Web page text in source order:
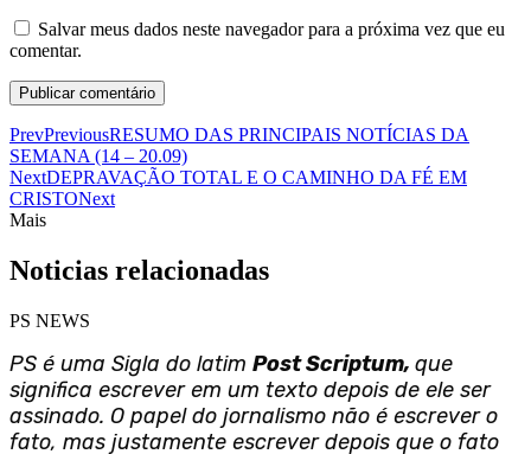
Salvar meus dados neste navegador para a próxima vez que eu
comentar.
PrevPreviousRESUMO DAS PRINCIPAIS NOTÍCIAS DA
SEMANA (14 – 20.09)
NextDEPRAVAÇÃO TOTAL E O CAMINHO DA FÉ EM
CRISTONext
Mais
Noticias relacionadas
PS NEWS
PS é uma Sigla do latim Post Scriptum, que
significa escrever em um texto depois de ele ser
assinado. O papel do jornalismo não é escrever o
fato, mas justamente escrever depois que o fato